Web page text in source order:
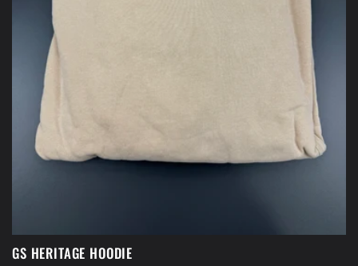
GS HERITAGE HOODIE